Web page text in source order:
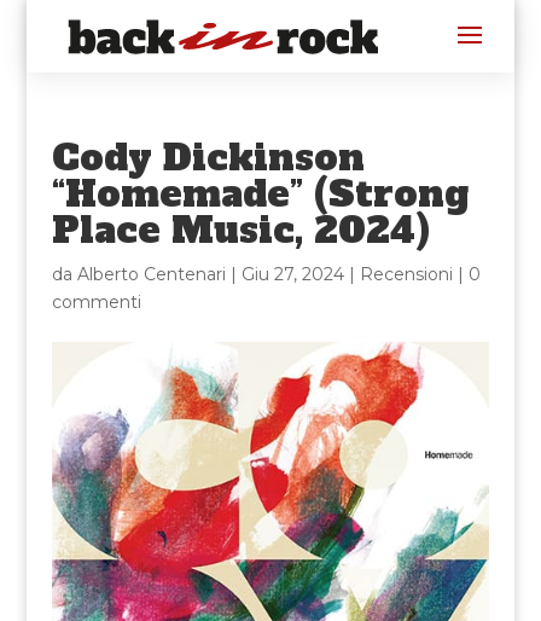
Cody Dickinson
“Homemade” (Strong
Place Music, 2024)
da Alberto Centenari | Giu 27, 2024| Recensioni | 0
commenti